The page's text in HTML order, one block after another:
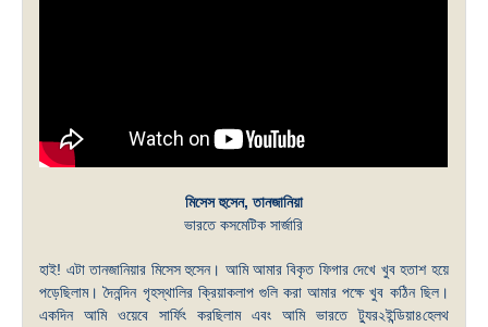
মিসেস হুসেন, তানজানিয়া
ভারতে কসমেটিক সার্জারি
হাই! এটা তানজানিয়ার মিসেস হুসেন। আমি আমার বিকৃত ফিগার দেখে খুব হতাশ হয়ে
পড়েছিলাম। দৈনন্দিন গৃহস্থালির ক্রিয়াকলাপ গুলি করা আমার পক্ষে খুব কঠিন ছিল।
একদিন আমি ওয়েবে সার্ফিং করছিলাম এবং আমি ভারতে ট্যুর২ইন্ডিয়া৪হেলথ